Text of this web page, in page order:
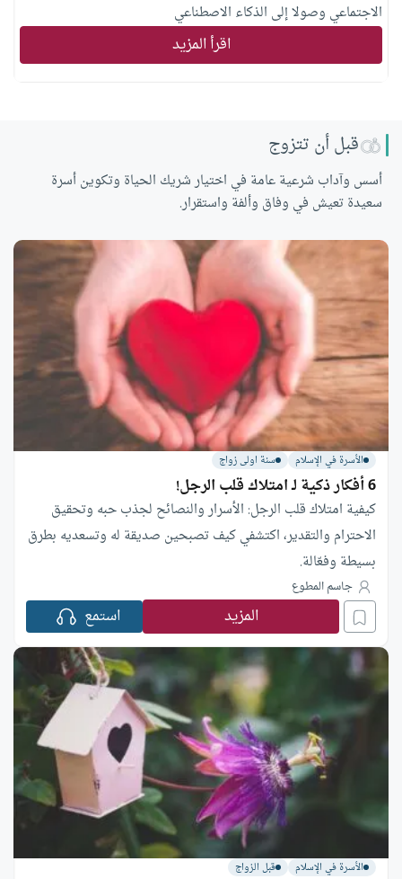
الاجتماعي وصولا إلى الذكاء الاصطناعي
اقرأ المزيد
قبل أن تتزوج
أسس وآداب شرعية عامة في اختيار شريك الحياة وتكوين أسرة
سعيدة تعيش في وفاق وألفة واستقرار.
الأسرة في الإسلام سنة اولى زواج
6 أفكار ذكية لـ امتلاك قلب الرجل!
كيفية امتلاك قلب الرجل: الأسرار والنصائح لجذب حبه وتحقيق
الاحترام والتقدير، اكتشفي كيف تصبحين صديقة له وتسعديه بطرق
بسيطة وفعّالة.
جاسم المطوع
المزيد استمع
الأسرة في الإسلام قبل الزواج